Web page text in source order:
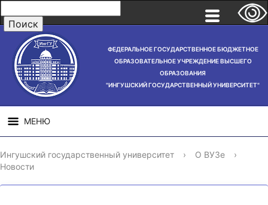
ФЕДЕРАЛЬНОЕ ГОСУДАРСТВЕННОЕ БЮДЖЕТНОЕ
ОБРАЗОВАТЕЛЬНОЕ УЧРЕЖДЕНИЕ ВЫСШЕГО
ОБРАЗОВАНИЯ
"ИНГУШСКИЙ ГОСУДАРСТВЕННЫЙ УНИВЕРСИТЕТ"
МЕНЮ
СВЕДЕНИЯ ОБ
ОБРАЗОВАТЕЛЬНОЙ
НАУЧНАЯ
ДЕЯТЕЛЬНОСТЬ
Ингушский государственный университет › О ВУЗе
›
Новости